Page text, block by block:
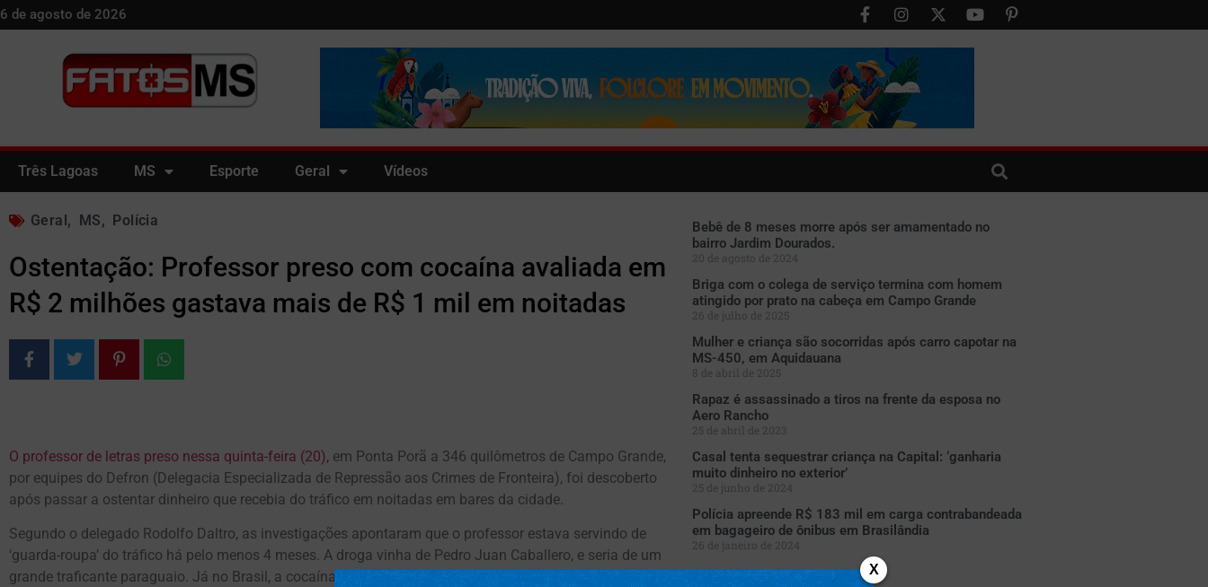
6 de agosto de 2026
Três Lagoas MS Esporte Geral Vídeos
Geral, MS, Polícia
Ostentação: Professor preso com cocaína avaliada em
R$ 2 milhões gastava mais de R$ 1 mil em noitadas
O professor de letras preso nessa quinta-feira (20), em Ponta Porã a 346 quilômetros de Campo Grande,
por equipes do Defron (Delegacia Especializada de Repressão aos Crimes de Fronteira), foi descoberto
após passar a ostentar dinheiro que recebia do tráfico em noitadas em bares da cidade.
Segundo o delegado Rodolfo Daltro, as investigações apontaram que o professor estava servindo de
‘guarda-roupa’ do tráfico há pelo menos 4 meses. A droga vinha de Pedro Juan Caballero, e seria de um
grande traficante paraguaio. Já no Brasil, a cocaína era distribuída para outros estados do país.
Bebê de 8 meses morre após ser amamentado no
bairro Jardim Dourados.
20 de agosto de 2024
Briga com o colega de serviço termina com homem
atingido por prato na cabeça em Campo Grande
26 de julho de 2025
Mulher e criança são socorridas após carro capotar na
MS-450, em Aquidauana
8 de abril de 2025
Rapaz é assassinado a tiros na frente da esposa no
Aero Rancho
25 de abril de 2023
Casal tenta sequestrar criança na Capital: ‘ganharia
muito dinheiro no exterior’
25 de junho de 2024
Polícia apreende R$ 183 mil em carga contrabandeada
em bagageiro de ônibus em Brasilândia
26 de janeiro de 2024
X